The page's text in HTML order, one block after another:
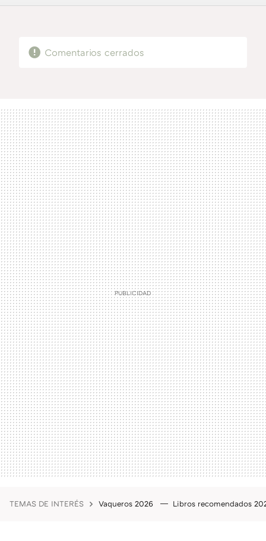
FACEBOOK
TWITTERFLIPBOARD
E-
WHATSAPP
Comentarios cerrados
TEMAS DE INTERÉS Vaqueros 2026 Libros recomendados